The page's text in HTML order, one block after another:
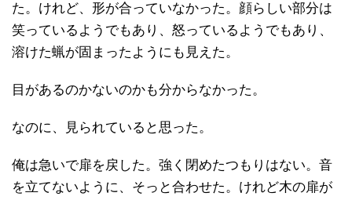
た。けれど、形が合っていなかった。顔らしい部分は
笑っているようでもあり、怒っているようでもあり、
溶けた蝋が固まったようにも見えた。
目があるのかないのかも分からなかった。
なのに、見られていると思った。
俺は急いで扉を戻した。強く閉めたつもりはない。音
を立てないように、そっと合わせた。けれど木の扉が